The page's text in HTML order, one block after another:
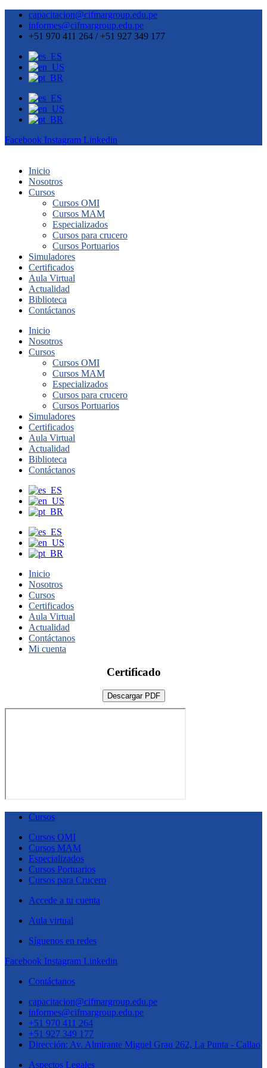
capacitacion@cifmargroup.edu.pe
informes@cifmargroup.edu.pe
+51 970 411 264 / +51 927 349 177
Facebook Instagram Linkedin
Inicio
Nosotros
Cursos
Cursos OMI
Cursos MAM
Especializados
Cursos para crucero
Cursos Portuarios
Simuladores
Certificados
Aula Virtual
Actualidad
Biblioteca
Contáctanos
Inicio
Nosotros
Cursos
Cursos OMI
Cursos MAM
Especializados
Cursos para crucero
Cursos Portuarios
Simuladores
Certificados
Aula Virtual
Actualidad
Biblioteca
Contáctanos
Inicio
Nosotros
Cursos
Certificados
Aula Virtual
Actualidad
Contáctanos
Mi cuenta
Certificado
Descargar PDF
Cursos
Cursos OMI
Cursos MAM
Especializados
Cursos Portuarios
Cursos para Crucero
Accede a tu cuenta
Aula virtual
Síguenos en redes
Facebook Instagram Linkedin
Contáctanos
capacitacion@cifmargroup.edu.pe
informes@cifmargroup.edu.pe
+51 970 411 264
+51 927 349 177
Dirección: Av. Almirante Miguel Grau 262, La Punta - Callao
Aspectos Legales